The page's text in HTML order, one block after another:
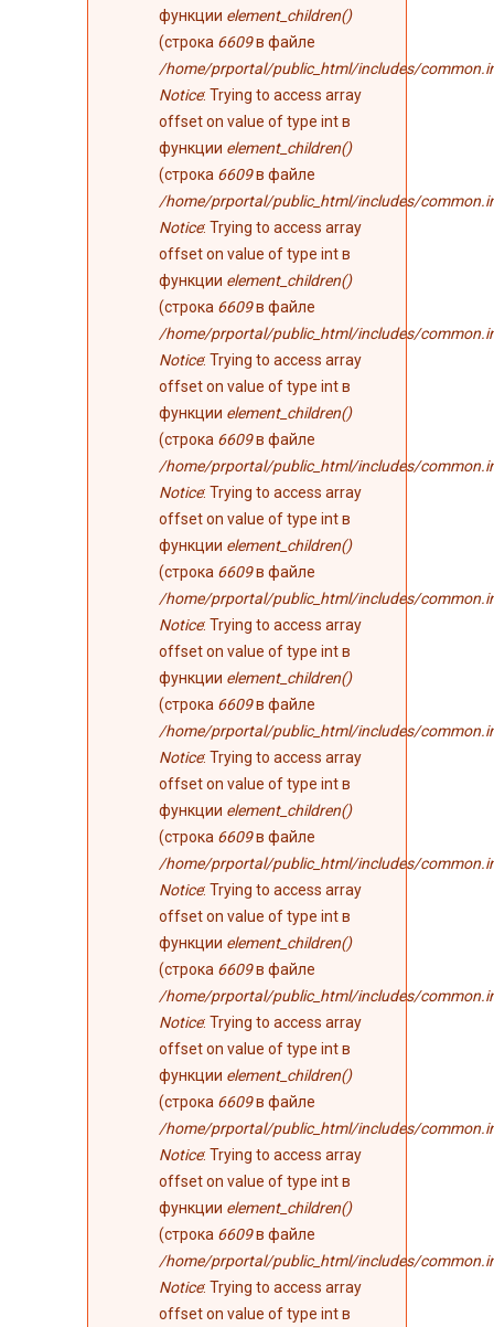
функции element_children()
(строка 6609в файле
/home/prportal/public_html/includes/
Notice: Trying to access array
offset on value of type int в
функции element_children()
(строка 6609в файле
/home/prportal/public_html/includes/
Notice: Trying to access array
offset on value of type int в
функции element_children()
(строка 6609в файле
/home/prportal/public_html/includes/
Notice: Trying to access array
offset on value of type int в
функции element_children()
(строка 6609в файле
/home/prportal/public_html/includes/
Notice: Trying to access array
offset on value of type int в
функции element_children()
(строка 6609в файле
/home/prportal/public_html/includes/
Notice: Trying to access array
offset on value of type int в
функции element_children()
(строка 6609в файле
/home/prportal/public_html/includes/
Notice: Trying to access array
offset on value of type int в
функции element_children()
(строка 6609в файле
/home/prportal/public_html/includes/
Notice: Trying to access array
offset on value of type int в
функции element_children()
(строка 6609в файле
/home/prportal/public_html/includes/
Notice: Trying to access array
offset on value of type int в
функции element_children()
(строка 6609в файле
/home/prportal/public_html/includes/
Notice: Trying to access array
offset on value of type int в
функции element_children()
(строка 6609в файле
/home/prportal/public_html/includes/
Notice: Trying to access array
offset on value of type int в